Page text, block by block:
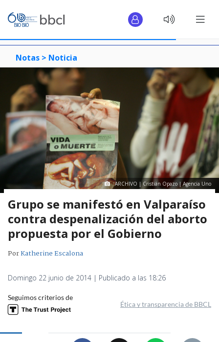
Notas > Noticia
ARCHIVO | Cristián Opazo | Agencia Uno
Grupo se manifestó en Valparaíso
contra despenalización del aborto
propuesta por el Gobierno
PorKatherine Escalona
Domingo 22 junio de 2014 | Publicado a las 18:26
Seguimos criterios de
Ética y transparencia de BBCL